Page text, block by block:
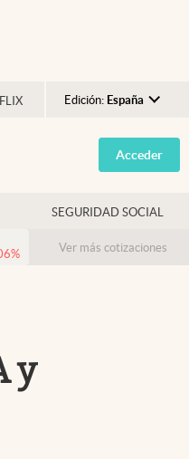
Edición: España
Argentina
España
USA
Colombia
Acceder
SEGURIDAD SOCIAL
% Ver más cotizaciones
y